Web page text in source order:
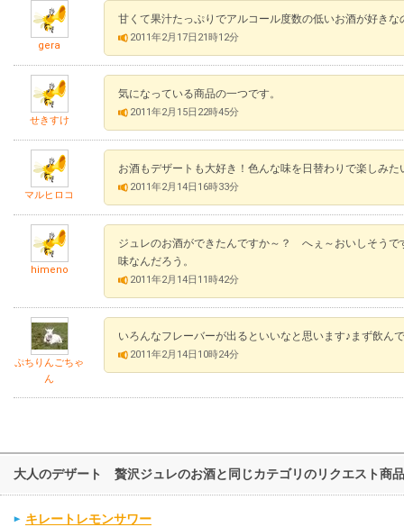
gera
甘くて果汁たっぷりでアルコール度数の低いお酒が好きな
2011年2月17日21時12分
せきすけ
気になっている商品の一つです。
2011年2月15日22時45分
マルヒロコ
お酒もデザートも大好き！色んな味を日替わりで楽しみた
2011年2月14日16時33分
himeno
ジュレのお酒ができたんですか～？ へぇ～おいしそう
味なんだろう。
2011年2月14日11時42分
ぷちりんごちゃ
ん
いろんなフレーバーが出るといいなと思います♪まず飲ん
2011年2月14日10時24分
大人のデザート 贅沢ジュレのお酒と同じカテゴリのリクエスト商
キレートレモンサワー